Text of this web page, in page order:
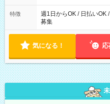
特徴
週1日からOK / 日払いOK
募集
気になる！ 応